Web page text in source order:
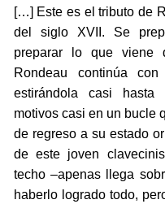
[…] Este es el tributo de
del siglo XVII. Se
preparar lo que viene
Rondeau continúa
estirándola casi
motivos casi en un bucle
de regreso a su estado
de este joven
techo –apenas llega
haberlo logrado todo,